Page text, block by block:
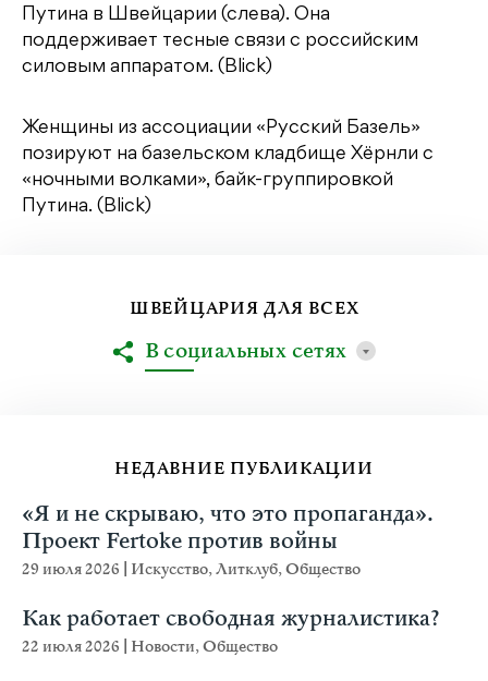
Путина в Швейцарии (слева). Она
поддерживает тесные связи с российским
силовым аппаратом. (Blick)
Женщины из ассоциации «Русский Базель»
позируют на базельском кладбище Хёрнли с
«ночными волками», байк-группировкой
Путина. (Blick)
НЕДАВНИЕ ПУБЛИКАЦИИ
«Я и не скрываю, что это пропаганда».
Проект Fertoke против войны
29 июля 2026 Искусство,Литклуб,Общество
Как работает свободная журналистика?
22 июля 2026 Новости,Общество
ШВЕЙЦАРИЯ ДЛЯ ВСЕХ
В социальных сетях